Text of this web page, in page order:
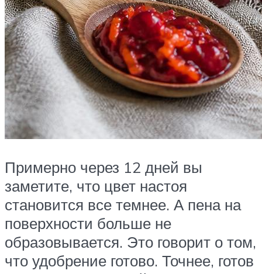
Примерно через 12 дней вы
заметите, что цвет настоя
становится все темнее. А пена на
поверхности больше не
образовывается. Это говорит о том,
что удобрение готово. Точнее, готов